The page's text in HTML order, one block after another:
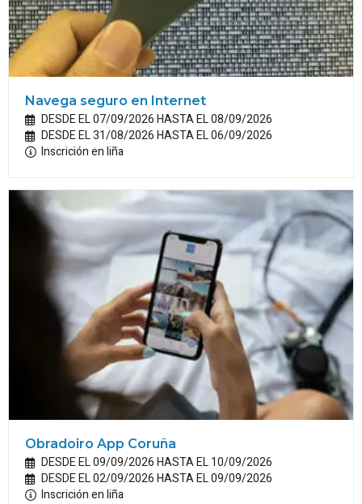
Navega seguro en Internet
DESDE EL 07/09/2026 HASTA EL 08/09/2026
DESDE EL 31/08/2026 HASTA EL 06/09/2026
Inscrición en liña
Obradoiro App Coruña
DESDE EL 09/09/2026 HASTA EL 10/09/2026
DESDE EL 02/09/2026 HASTA EL 09/09/2026
Inscrición en liña